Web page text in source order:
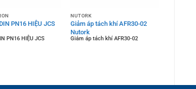
PN16 HIỆU JCS
PN16 HIỆU JCS
NUTORK
Giảm áp tách khí AFR30-02
Nutork
Giảm áp tách khí AFR30-02